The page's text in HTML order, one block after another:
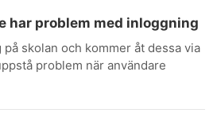
har problem med inloggning
skolan och kommer åt dessa via
problem när användare